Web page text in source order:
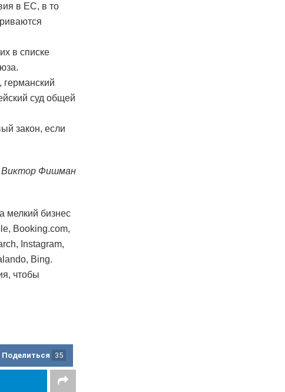
в ЕС, в то
в списке
германский
суд общей
закон, если
Виктор Фишман
мелкий бизнес
Booking.com,
Instagram,
Bing.
чтобы
Поделиться 35